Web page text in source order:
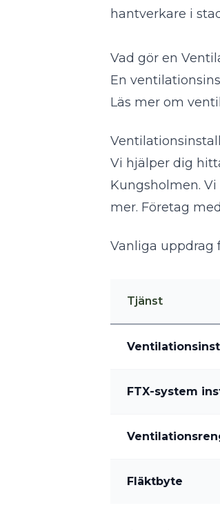
hantverkare i
Vad gör en
En
Läs mer om
Vi hjälper dig
Kungsholmen.
mer. Företag
Vanliga uppdrag
Tjänst
FTX-system
Fläktbyte